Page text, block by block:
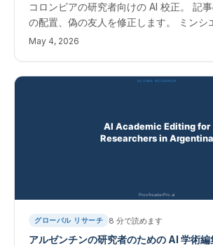
コロンビアの研究者向けの AI 校正。 記
の配置、偽の友人を修正します。 ミンシ
物の即時検索結果。 コロンビアの研究者
May 4, 2026
グローバル リサーチ 8 分で読めます
アルゼンチンの研究者のための AI 学術